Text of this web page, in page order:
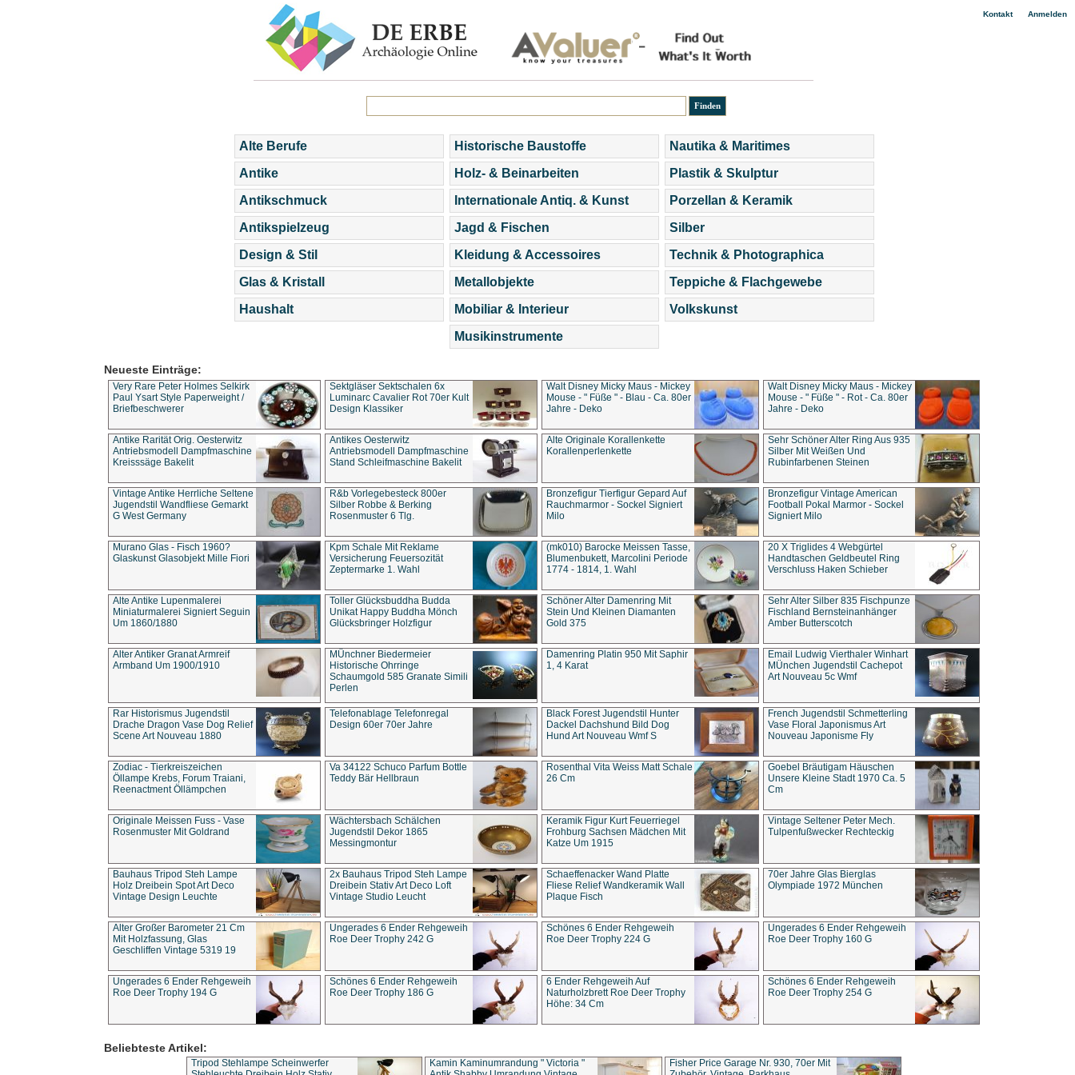
Kontakt| Anmelden
Alte Berufe
Antike
Antikschmuck
Antikspielzeug
Design & Stil
Glas & Kristall
Haushalt
Historische Baustoffe
Holz- & Beinarbeiten
Internationale Antiq. & Kunst
Jagd & Fischen
Kleidung & Accessoires
Metallobjekte
Mobiliar & Interieur
Musikinstrumente
Nautika & Maritimes
Plastik & Skulptur
Porzellan & Keramik
Silber
Technik & Photographica
Teppiche & Flachgewebe
Volkskunst
Neueste Einträge:
Very Rare Peter Holmes Selkirk
Paul Ysart Style Paperweight /
Briefbeschwerer
Sektgläser Sektschalen 6x
Luminarc Cavalier Rot 70er Kult
Design Klassiker
Walt Disney Micky Maus - Mickey
Mouse - " Füße " - Blau - Ca. 80er
Jahre - Deko
Walt Disney Micky Maus - Mickey
Mouse - " Füße " - Rot - Ca. 80er
Jahre - Deko
Antike Rarität Orig. Oesterwitz
Antriebsmodell Dampfmaschine
Kreisssäge Bakelit
Antikes Oesterwitz
Antriebsmodell Dampfmaschine
Stand Schleifmaschine Bakelit
Alte Originale Korallenkette
Korallenperlenkette
Sehr Schöner Alter Ring Aus 935
Silber Mit Weißen Und
Rubinfarbenen Steinen
Vintage Antike Herrliche Seltene
Jugendstil Wandfliese Gemarkt
G West Germany
R&b Vorlegebesteck 800er
Silber Robbe & Berking
Rosenmuster 6 Tlg.
Bronzefigur Tierfigur Gepard Auf
Rauchmarmor - Sockel Signiert
Milo
Bronzefigur Vintage American
Football Pokal Marmor - Sockel
Signiert Milo
Murano Glas - Fisch 1960?
Glaskunst Glasobjekt Mille Fiori
Kpm Schale Mit Reklame
Versicherung Feuersozität
Zeptermarke 1. Wahl
(mk010) Barocke Meissen Tasse,
Blumenbukett, Marcolini Periode
1774 - 1814, 1. Wahl
20 X Triglides 4 Webgürtel
Handtaschen Geldbeutel Ring
Verschluss Haken Schieber
Alte Antike Lupenmalerei
Miniaturmalerei Signiert Seguin
Um 1860/1880
Toller Glücksbuddha Budda
Unikat Happy Buddha Mönch
Glücksbringer Holzfigur
Schöner Alter Damenring Mit
Stein Und Kleinen Diamanten
Gold 375
Sehr Alter Silber 835 Fischpunze
Fischland Bernsteinanhänger
Amber Butterscotch
Alter Antiker Granat Armreif
Armband Um 1900/1910
MÜnchner Biedermeier
Historische Ohrringe
Schaumgold 585 Granate Simili
Perlen
Damenring Platin 950 Mit Saphir
1, 4 Karat
Email Ludwig Vierthaler Winhart
MÜnchen Jugendstil Cachepot
Art Nouveau 5c Wmf
Rar Historismus Jugendstil
Drache Dragon Vase Dog Relief
Scene Art Nouveau 1880
Telefonablage Telefonregal
Design 60er 70er Jahre
Black Forest Jugendstil Hunter
Dackel Dachshund Bild Dog
Hund Art Nouveau Wmf S
French Jugendstil Schmetterling
Vase Floral Japonismus Art
Nouveau Japonisme Fly
Zodiac - Tierkreiszeichen
Öllampe Krebs, Forum Traiani,
Reenactment Öllämpchen
Va 34122 Schuco Parfum Bottle
Teddy Bär Hellbraun
Rosenthal Vita Weiss Matt Schale
26 Cm
Goebel Bräutigam Häuschen
Unsere Kleine Stadt 1970 Ca. 5
Cm
Originale Meissen Fuss - Vase
Rosenmuster Mit Goldrand
Wächtersbach Schälchen
Jugendstil Dekor 1865
Messingmontur
Keramik Figur Kurt Feuerriegel
Frohburg Sachsen Mädchen Mit
Katze Um 1915
Vintage Seltener Peter Mech.
Tulpenfußwecker Rechteckig
Bauhaus Tripod Steh Lampe
Holz Dreibein Spot Art Deco
Vintage Design Leuchte
2x Bauhaus Tripod Steh Lampe
Dreibein Stativ Art Deco Loft
Vintage Studio Leucht
Schaeffenacker Wand Platte
Fliese Relief Wandkeramik Wall
Plaque Fisch
70er Jahre Glas Bierglas
Olympiade 1972 München
Alter Großer Barometer 21 Cm
Mit Holzfassung, Glas
Geschliffen Vintage 5319 19
Ungerades 6 Ender Rehgeweih
Roe Deer Trophy 242 G
Schönes 6 Ender Rehgeweih
Roe Deer Trophy 224 G
Ungerades 6 Ender Rehgeweih
Roe Deer Trophy 160 G
Ungerades 6 Ender Rehgeweih
Roe Deer Trophy 194 G
Schönes 6 Ender Rehgeweih
Roe Deer Trophy 186 G
6 Ender Rehgeweih Auf
Naturholzbrett Roe Deer Trophy
Höhe: 34 Cm
Schönes 6 Ender Rehgeweih
Roe Deer Trophy 254 G
Beliebteste Artikel:
Tripod Stehlampe Scheinwerfer
Kamin Kaminumrandung " Victoria "
Fisher Price Garage Nr. 930, 70er Mit